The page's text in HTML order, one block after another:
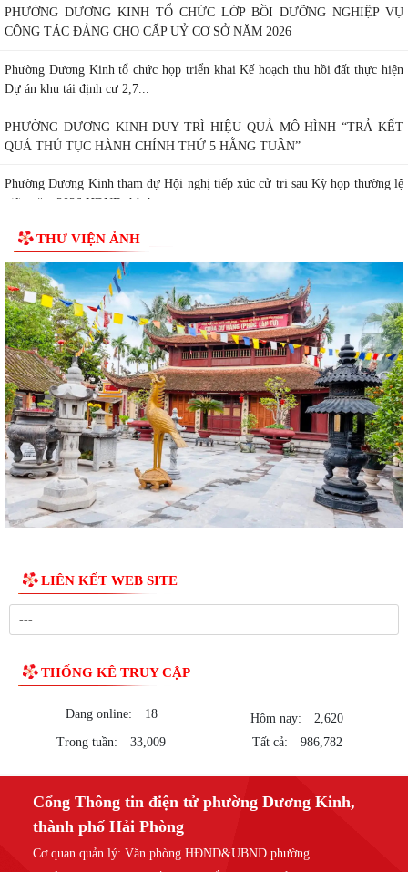
PHƯỜNG DƯƠNG KINH TỔ CHỨC LỚP BỒI DƯỠNG NGHIỆP VỤ
CÔNG TÁC ĐẢNG CHO CẤP UỶ CƠ SỞ NĂM 2026
Phường Dương Kinh tổ chức họp triển khai Kế hoạch thu hồi đất thực hiện
Dự án khu tái định cư 2,7...
PHƯỜNG DƯƠNG KINH DUY TRÌ HIỆU QUẢ MÔ HÌNH “TRẢ KẾT
QUẢ THỦ TỤC HÀNH CHÍNH THỨ 5 HẰNG TUẦN”
Phường Dương Kinh tham dự Hội nghị tiếp xúc cử tri sau Kỳ họp thường lệ
giữa năm 2026 HĐND thành...
THƯ VIỆN ẢNH
LIÊN KẾT WEB SITE
THỐNG KÊ TRUY CẬP
Đang online: 18 Hôm nay:
2,620
Trong tuần:
33,009 Tất cả: 986,782
Cổng Thông tin điện tử phường Dương Kinh,
thành phố Hải Phòng
Cơ quan quản lý: Văn phòng HĐND&UBND phường